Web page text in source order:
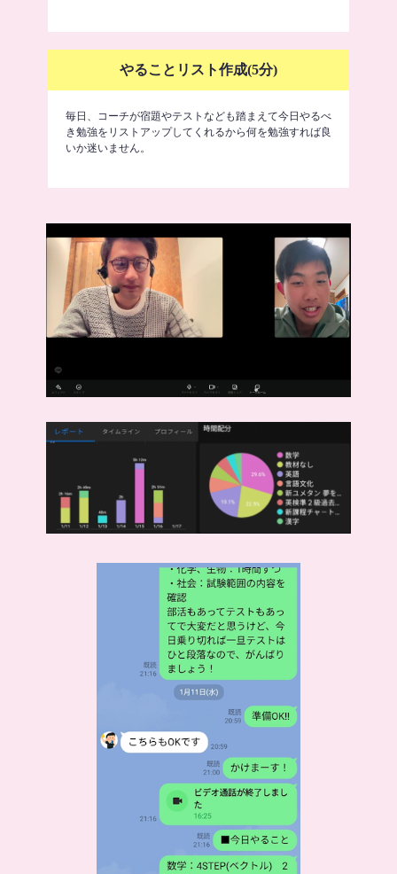
やることリスト作成(5分)
毎日、コーチが宿題やテストなども踏まえて今日やるべ
き勉強をリストアップしてくれるから何を勉強すれば良
いか迷いません。